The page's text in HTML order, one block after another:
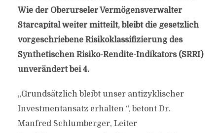
Wie der Oberurseler Vermögensverwalter
Starcapital weiter mitteilt, bleibt die gesetzlich
vorgeschriebene Risikoklassifizierung des
Synthetischen Risiko-Rendite-Indikators (SRRI)
unverändert bei 4.
„Grundsätzlich bleibt unser antizyklischer
Investmentansatz erhalten “, betont Dr.
Manfred Schlumberger, Leiter